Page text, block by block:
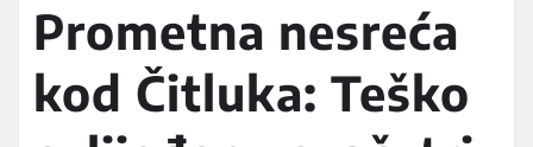
Prometna nesreća
kod Čitluka: Teško